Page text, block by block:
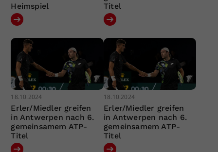
Heimspiel
Titel
18.10.2024
Erler/Miedler greifen
in Antwerpen nach 6.
gemeinsamem ATP-
Titel
18.10.2024
Erler/Miedler greifen
in Antwerpen nach 6.
gemeinsamem ATP-
Titel